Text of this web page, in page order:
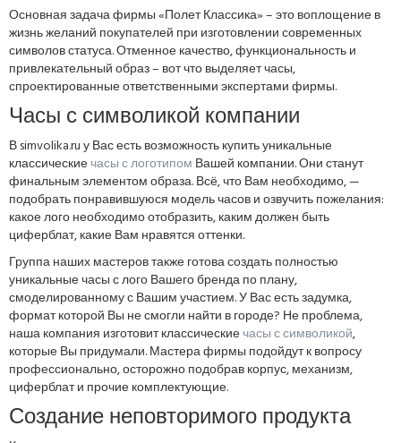
Основная задача фирмы «Полет Классика» – это воплощение в
жизнь желаний покупателей при изготовлении современных
символов статуса. Отменное качество, функциональность и
привлекательный образ – вот что выделяет часы,
спроектированные ответственными экспертами фирмы.
Часы с символикой компании
В simvolika.ru у Вас есть возможность купить уникальные
классическиечасы с логотипом Вашей компании. Они станут
финальным элементом образа. Всё, что Вам необходимо, —
подобрать понравившуюся модель часов и озвучить пожелания:
какое лого необходимо отобразить, каким должен быть
циферблат, какие Вам нравятся оттенки.
Группа наших мастеров также готова создать полностью
уникальные часы с лого Вашего бренда по плану,
смоделированному с Вашим участием. У Вас есть задумка,
формат которой Вы не смогли найти в городе? Не проблема,
наша компания изготовит классическиечасы с символикой,
которые Вы придумали. Мастера фирмы подойдут к вопросу
профессионально, осторожно подобрав корпус, механизм,
циферблат и прочие комплектующие.
Создание неповторимого продукта